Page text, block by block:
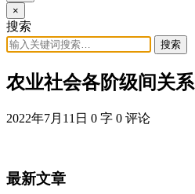
×
搜索
搜索
农业社会各阶级间关系
2022年7月11日 0 字 0 评论
最新文章